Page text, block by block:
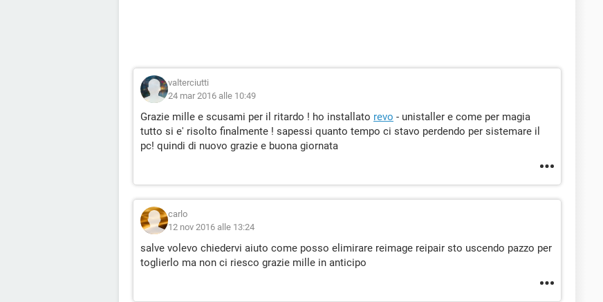
valterciutti
24 mar 2016 alle 10:49
Grazie mille e scusami per il ritardo ! ho installato revo - unistaller e come per magia
tutto si e' risolto finalmente ! sapessi quanto tempo ci stavo perdendo per sistemare il
pc! quindi di nuovo grazie e buona giornata
carlo
12 nov 2016 alle 13:24
salve volevo chiedervi aiuto come posso elimirare reimage reipair sto uscendo pazzo per
toglierlo ma non ci riesco grazie mille in anticipo